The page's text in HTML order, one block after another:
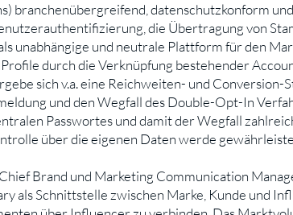
branchenübergreifend, datenschutzkonform
die Übertragung von
unabhängige und neutrale Plattform für den
durch die Verknüpfung bestehender
sich v.a. eine Reichweiten- und Conversion-
und den Wegfall des Double-Opt-In
Passwortes und damit der Wegfall
über die eigenen Daten werde
Brand und Marketing Communication
als Schnittstelle zwischen Marke, Kunde und